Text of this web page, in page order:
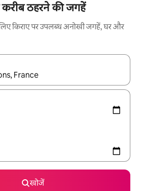
ठहरने की जगहें
किराए पर उपलब्ध अनोखी जगहें, घर और
अप और डाउन 'ऐरो की' का इस्तेमाल करके नेविगेट
खोजें